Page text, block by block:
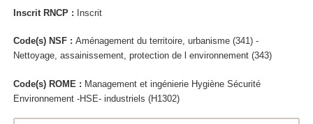
Inscrit RNCP : Inscrit
Code(s) NSF : Aménagement du territoire, urbanisme (341) -
Nettoyage, assainissement, protection de l environnement (343)
Code(s) ROME : Management et ingénierie Hygiène Sécurité
Environnement -HSE- industriels (H1302)